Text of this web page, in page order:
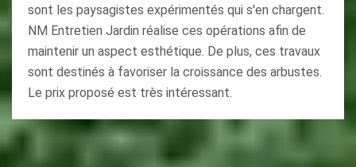
sont les paysagistes expérimentés qui s'en chargent.
NM Entretien Jardin réalise ces opérations afin de
maintenir un aspect esthétique. De plus, ces travaux
sont destinés à favoriser la croissance des arbustes.
Le prix proposé est très intéressant.